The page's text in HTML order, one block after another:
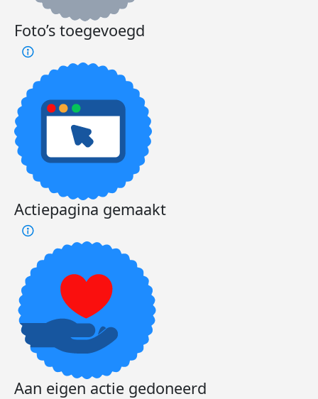
Foto’s toegevoegd
Actiepagina gemaakt
Aan eigen actie gedoneerd